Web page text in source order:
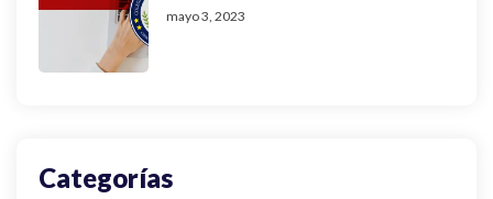
mayo 3, 2023
Categorías